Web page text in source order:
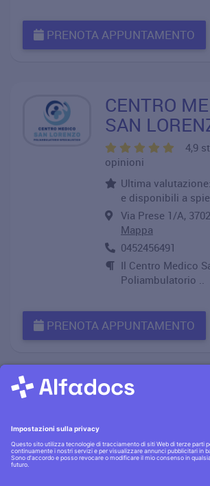
PRENOTA APPUNTAMENTO
CENTRO
SAN
4,9
opinioni
Ultima
e disponibili a
Via Prese 1/A,
Mappa
0452456491
Il Centro Medico
Poliambulatorio ..
PRENOTA APPUNTAMENTO
Informativa privacy·|·